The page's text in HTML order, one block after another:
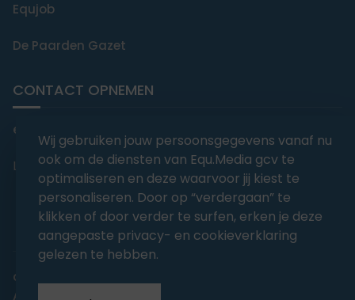
Equjob
De Paarden Gazet
CONTACT OPNEMEN
editorial@equmedia.be
Langendamdreef 22 9880 Aalter België
abonnementsvoorwaarden
Algemene voorwaarden
Wij gebruiken jouw persoonsgegevens vanaf nu
ook om de diensten van Equ.Media gcv te
optimaliseren en deze waarvoor jij kiest te
personaliseren. Door op “verdergaan” te
klikken of door verder te surfen, erken je deze
aangepaste privacy- en cookieverklaring
gelezen te hebben.